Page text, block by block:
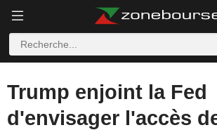
Trump enjoint la Fed
d'envisager l'accès